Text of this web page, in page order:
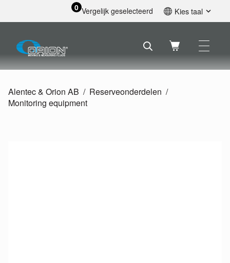
0 Vergelijk geselecteerd Kies taal
Svenska
Français
Nederlands
Alentec & Orion AB
Reserveonderdelen
Monitoring equipment